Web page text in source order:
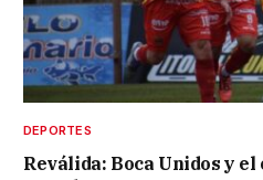
DEPORTES
Reválida: Boca Unidos y